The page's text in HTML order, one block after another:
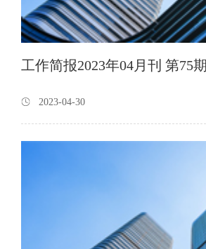
工作简报2023年04月刊 第75期
2023-04-30